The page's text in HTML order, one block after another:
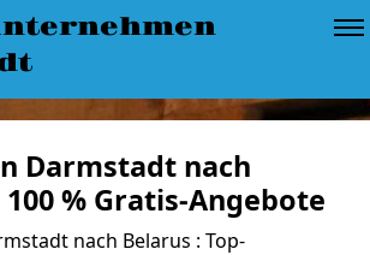
Darmstadt nach
% Gratis-Angebote
nach Belarus : Top-